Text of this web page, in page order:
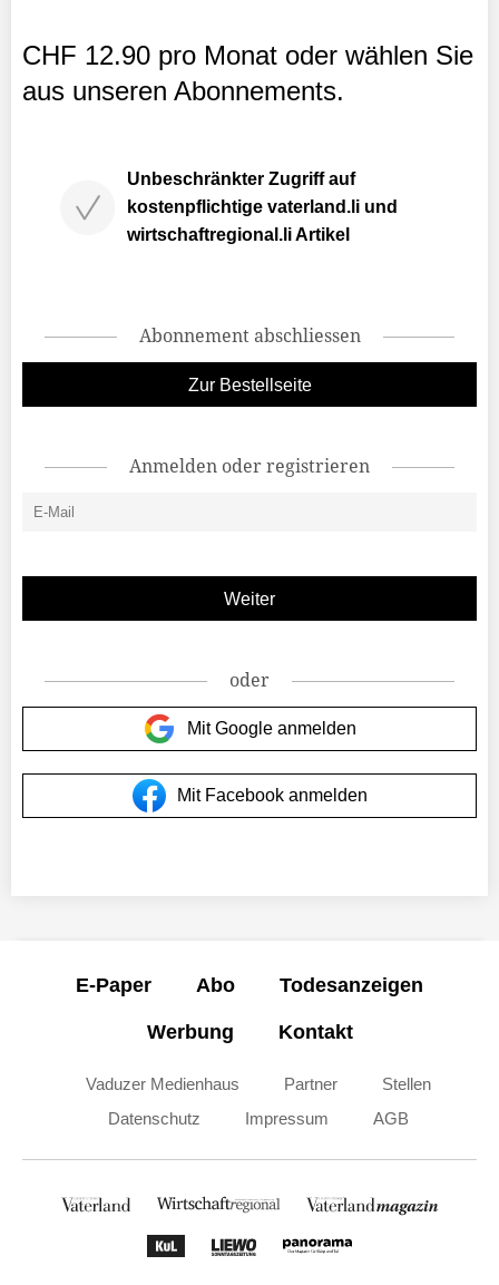
CHF 12.90 pro Monat oder wählen Sie
aus unseren Abonnements.
Unbeschränkter Zugriff auf
kostenpflichtige vaterland.li und
wirtschaftregional.li Artikel
Abonnement abschliessen
Zur Bestellseite
Anmelden oder registrieren
oder
Mit Google anmelden
Mit Facebook anmelden
E-Paper Abo Todesanzeigen
Werbung Kontakt
Vaduzer Medienhaus Partner
Stellen
Datenschutz
Impressum AGB